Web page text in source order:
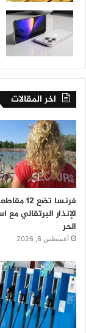
اخر المقالات
فرنسا
الإنذار البرتقالي مع
الحر
أغسطس 8, 2026